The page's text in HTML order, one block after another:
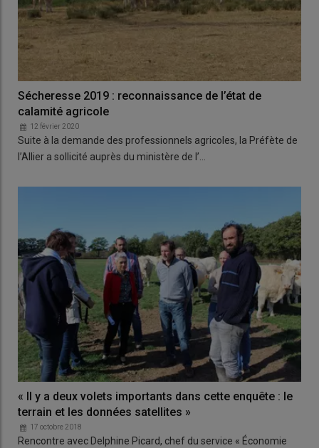
Sécheresse 2019 : reconnaissance de l’état de
calamité agricole
12 février 2020
Suite à la demande des professionnels agricoles, la Préfète de
l’Allier a sollicité auprès du ministère de l’…
« Il y a deux volets importants dans cette enquête : le
terrain et les données satellites »
17 octobre 2018
Rencontre avec Delphine Picard, chef du service « Économie